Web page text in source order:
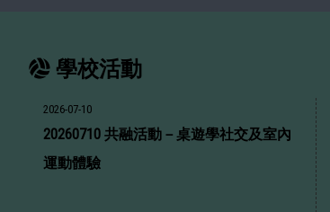
學校活動
2026-07-10
20260710 共融活動－桌遊學社交及室內
運動體驗